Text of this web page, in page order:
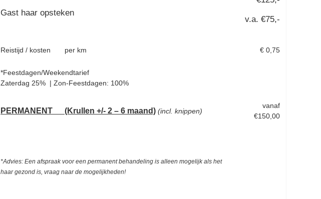
Gast haar opsteken
v.a. €75,-
Reistijd / kosten per km € 0,75
*Feestdagen/Weekendtarief
Zaterdag 25% | Zon-Feestdagen: 100%
PERMANENT (Krullen +/- 2 – 6 maand) (incl. knippen)
vanaf
€150,00
*Advies: Een afspraak voor een permanent behandeling is alleen mogelijk als het
haar gezond is, vraag naar de mogelijkheden!